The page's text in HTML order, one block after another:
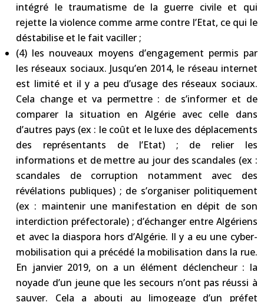
intégré le traumatisme de la guerre civile et qui
rejette la violence comme arme contre l’Etat, ce qui le
déstabilise et le fait vaciller ;
(4) les nouveaux moyens d’engagement permis par
les réseaux sociaux. Jusqu’en 2014, le réseau internet
est limité et il y a peu d’usage des réseaux sociaux.
Cela change et va permettre : de s’informer et de
comparer la situation en Algérie avec celle dans
d’autres pays (ex : le coût et le luxe des déplacements
des représentants de l’Etat) ; de relier les
informations et de mettre au jour des scandales (ex :
scandales de corruption notamment avec des
révélations publiques) ; de s’organiser politiquement
(ex : maintenir une manifestation en dépit de son
interdiction préfectorale) ; d’échanger entre Algériens
et avec la diaspora hors d’Algérie. Il y a eu une cyber-
mobilisation qui a précédé la mobilisation dans la rue.
En janvier 2019, on a un élément déclencheur : la
noyade d’un jeune que les secours n’ont pas réussi à
sauver. Cela a abouti au limogeage d’un préfet